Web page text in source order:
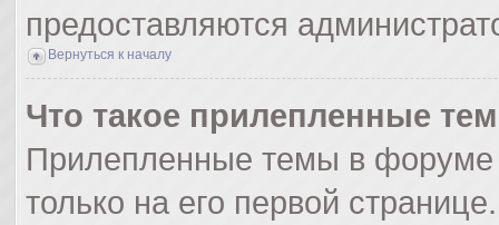
предоставляются
Вернуться к началу
Что такое прилепленные
Прилепленные темы в форуме
только на его первой